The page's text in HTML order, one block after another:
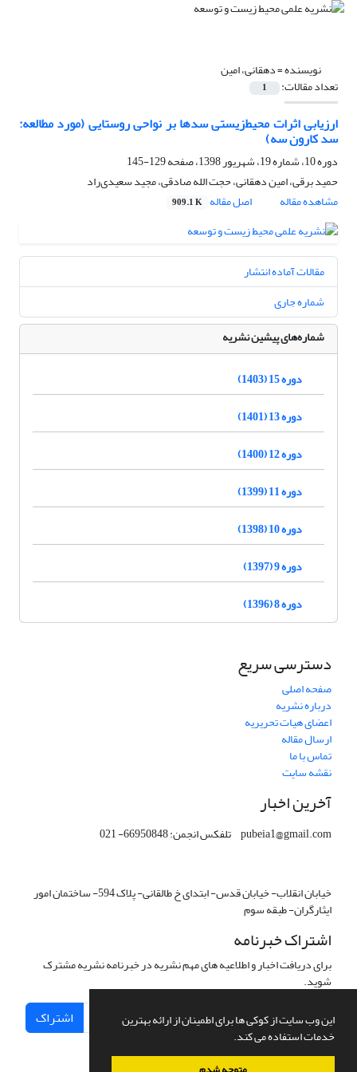
این وب سایت از کوکی ها برای اطمینان از ارائه بهترین
خدمات استفاده می کند.
نویسنده =دهقانی، امین
تعداد مقالات: 1
ارزیابی اثرات ‌محیط‌زیستی سدها بر نواحی روستایی (مورد مطالعه:
سد کارون سه)
دوره 10، شماره 19، شهریور 1398، صفحه
129-145
حمید برقی، امین دهقانی، حجت الله صادقی، مجید سعیدی‌راد
مشاهده مقاله
اصل مقاله 909.1 K
مقالات آماده انتشار
شماره جاری
شماره‌های پیشین نشریه
دوره 15 (1403)
دوره 13 (1401)
دوره 12 (1400)
دوره 11 (1399)
دوره 10 (1398)
دوره 9 (1397)
دوره 8 (1396)
دسترسی سریع
صفحه اصلی
درباره نشریه
اعضای هیات تحریریه
ارسال مقاله
تماس با ما
نقشه سایت
آخرین اخبار
pubeia1@gmail.com تلفکس انجمن: 66950848- 021
خیابان انقلاب- خیابان قدس- ابتدای خ طالقانی- پلاک 594- ساختمان امور
ایثارگران- طبقه سوم
اشتراک خبرنامه
برای دریافت اخبار و اطلاعیه های مهم نشریه در خبرنامه نشریه مشترک
شوید.
اشتراک